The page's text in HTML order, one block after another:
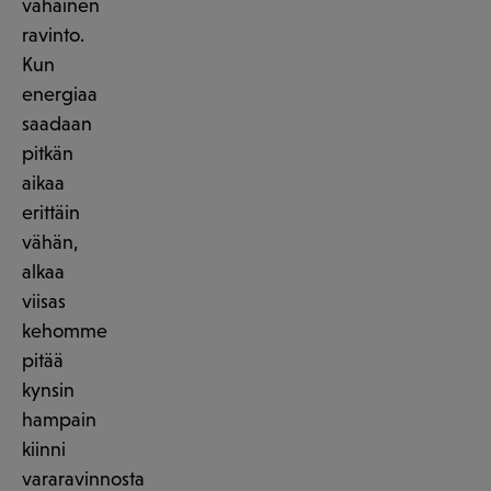
vähäinen
ravinto.
Kun
energiaa
saadaan
pitkän
aikaa
erittäin
vähän,
alkaa
viisas
kehomme
pitää
kynsin
hampain
kiinni
vararavinnosta